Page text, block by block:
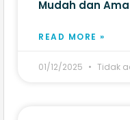
Mudah dan
READ MORE »
01/12/2025 Tidak